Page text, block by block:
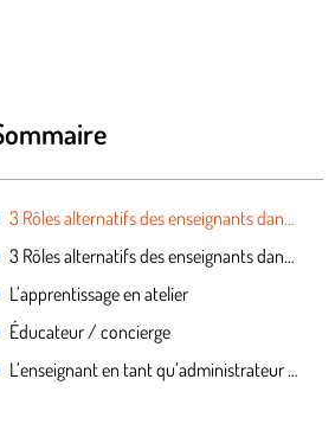
3 Rôles alternatifs des enseignants dans l’apprentissage en réseau
3 Rôles alternatifs des enseignants dans l’environnement d’apprentissage en réseau
L’apprentissage en atelier
Éducateur / concierge
L’enseignant en tant qu’administrateur de réseau